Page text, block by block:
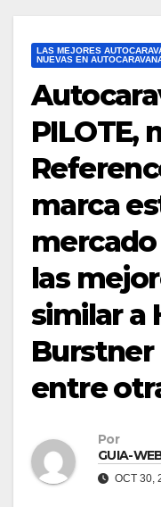
LAS MEJORES
NUEVAS EN
PILOTE,
marca
las
similar a
entre
Por
GUIA-
OCT 30,